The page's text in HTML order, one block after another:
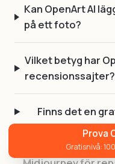
Kan OpenArt AI
på ett foto?
Vilket betyg har
recensionssajter?
Finns det en
Vad är skillnaden
Prova
Gratisnivå: